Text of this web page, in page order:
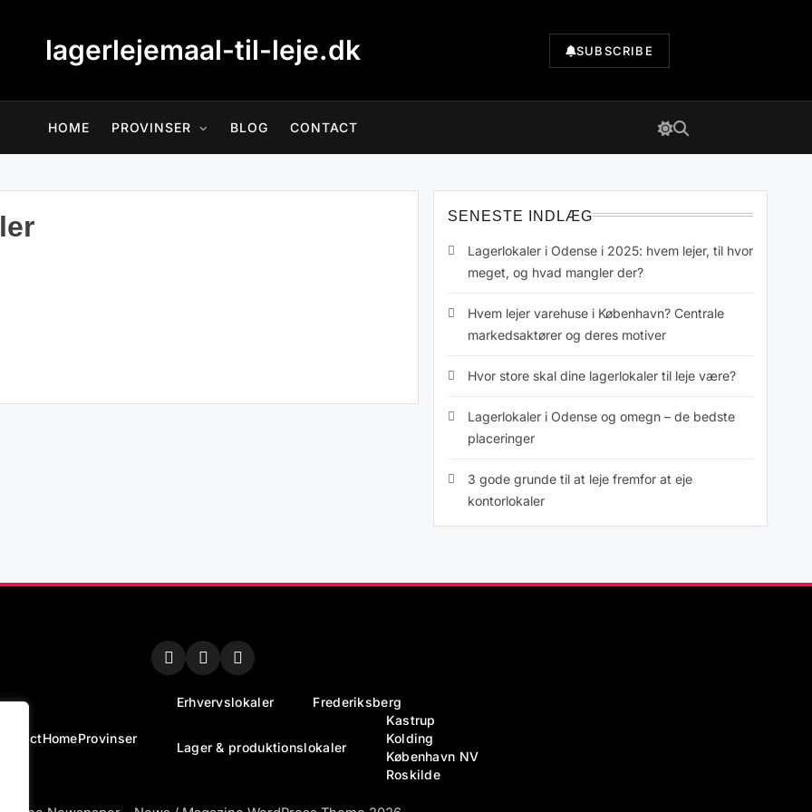
lagerlejemaal-til-leje.dk SUBSCRIBE
HOME PROVINSER BLOG CONTACT
SENESTE INDLÆG
Lagerlokaler i Odense i 2025: hvem lejer, til hvor
meget, og hvad mangler der?
Hvem lejer varehuse i København? Centrale
markedsaktører og deres motiver
Hvor store skal dine lagerlokaler til leje være?
Lagerlokaler i Odense og omegn – de bedste
placeringer
3 gode grunde til at leje fremfor at eje
kontorlokaler
ContactHomeProvinser
Erhvervslokaler Frederiksberg
Lager & produktionslokaler
Kastrup
Kolding
København NV
Roskilde